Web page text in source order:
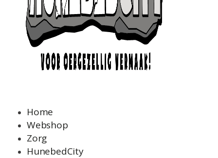
Home
Webshop
Zorg
HunebedCity